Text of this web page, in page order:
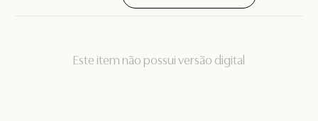
Este item não possui versão digital